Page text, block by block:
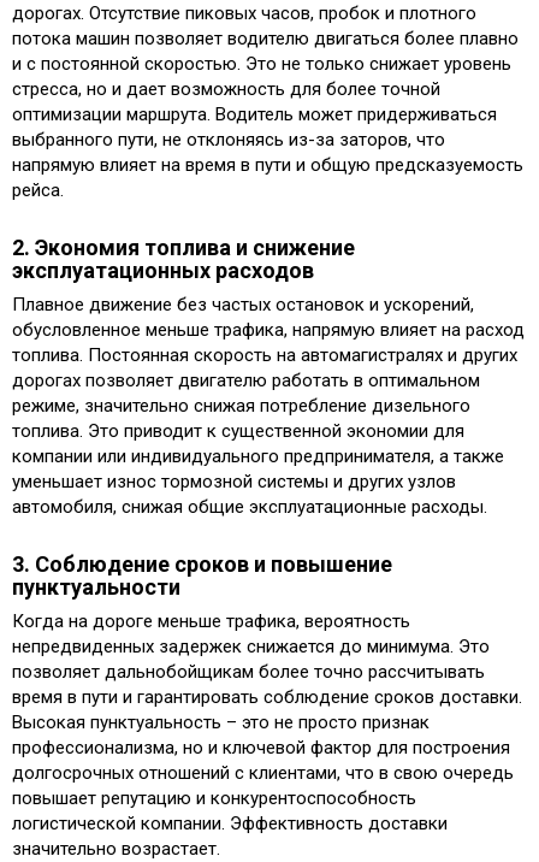
дорогах. Отсутствие пиковых часов, пробок и плотного
потока машин позволяет водителю двигаться более плавно
и с постоянной скоростью. Это не только снижает уровень
стресса, но и дает возможность для более точной
оптимизации маршрута. Водитель может придерживаться
выбранного пути, не отклоняясь из-за заторов, что
напрямую влияет на время в пути и общую предсказуемость
рейса.
2. Экономия топлива и снижение
эксплуатационных расходов
Плавное движение без частых остановок и ускорений,
обусловленное меньше трафика, напрямую влияет на расход
топлива. Постоянная скорость на автомагистралях и других
дорогах позволяет двигателю работать в оптимальном
режиме, значительно снижая потребление дизельного
топлива. Это приводит к существенной экономии для
компании или индивидуального предпринимателя, а также
уменьшает износ тормозной системы и других узлов
автомобиля, снижая общие эксплуатационные расходы.
3. Соблюдение сроков и повышение
пунктуальности
Когда на дороге меньше трафика, вероятность
непредвиденных задержек снижается до минимума. Это
позволяет дальнобойщикам более точно рассчитывать
время в пути и гарантировать соблюдение сроков доставки.
Высокая пунктуальность – это не просто признак
профессионализма, но и ключевой фактор для построения
долгосрочных отношений с клиентами, что в свою очередь
повышает репутацию и конкурентоспособность
логистической компании. Эффективность доставки
значительно возрастает.